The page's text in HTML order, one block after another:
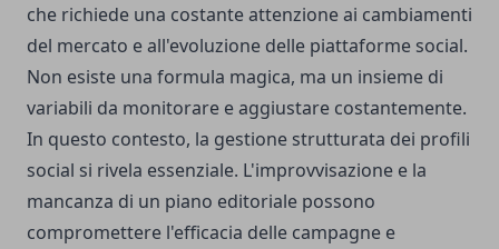
che richiede una costante attenzione ai cambiamenti
del mercato e all'evoluzione delle piattaforme social.
Non esiste una formula magica, ma un insieme di
variabili da monitorare e aggiustare costantemente.
In questo contesto, la gestione strutturata dei profili
social si rivela essenziale. L'improvvisazione e la
mancanza di un piano editoriale possono
compromettere l'efficacia delle campagne e